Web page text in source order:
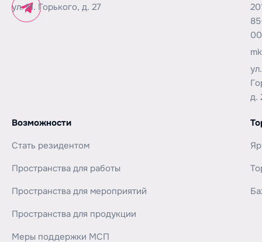
ул. М. Горького, д. 27
00
д.
Возможности
Стать резидентом
Пространства для работы
Пространства для мероприятий
Пространства для продукции
Меры поддержки МСП